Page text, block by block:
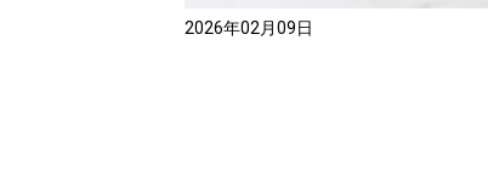
2026年02月09日